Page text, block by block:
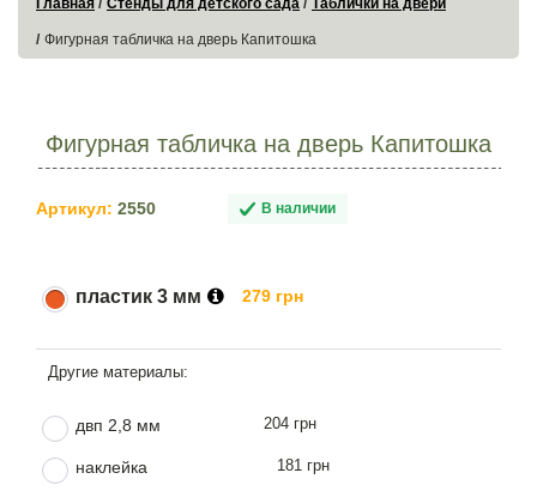
Главная Стенды для детского сада Таблички на двери
Фигурная табличка на дверь Капитошка
Фигурная табличка на дверь Капитошка
Артикул: 2550 В наличии
пластик 3 мм 279 грн
двп 2,8 мм 204 грн
наклейка 181 грн